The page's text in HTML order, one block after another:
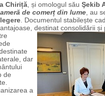
Chiriță , și omologul său Şekib
de comerț din lume , au
. Documentul stabilește
destinat consolidării și
dar
de
a